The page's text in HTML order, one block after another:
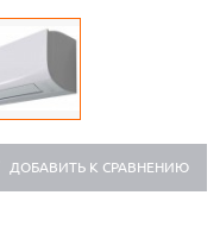
ДОБАВИТЬ К СРАВНЕНИЮ